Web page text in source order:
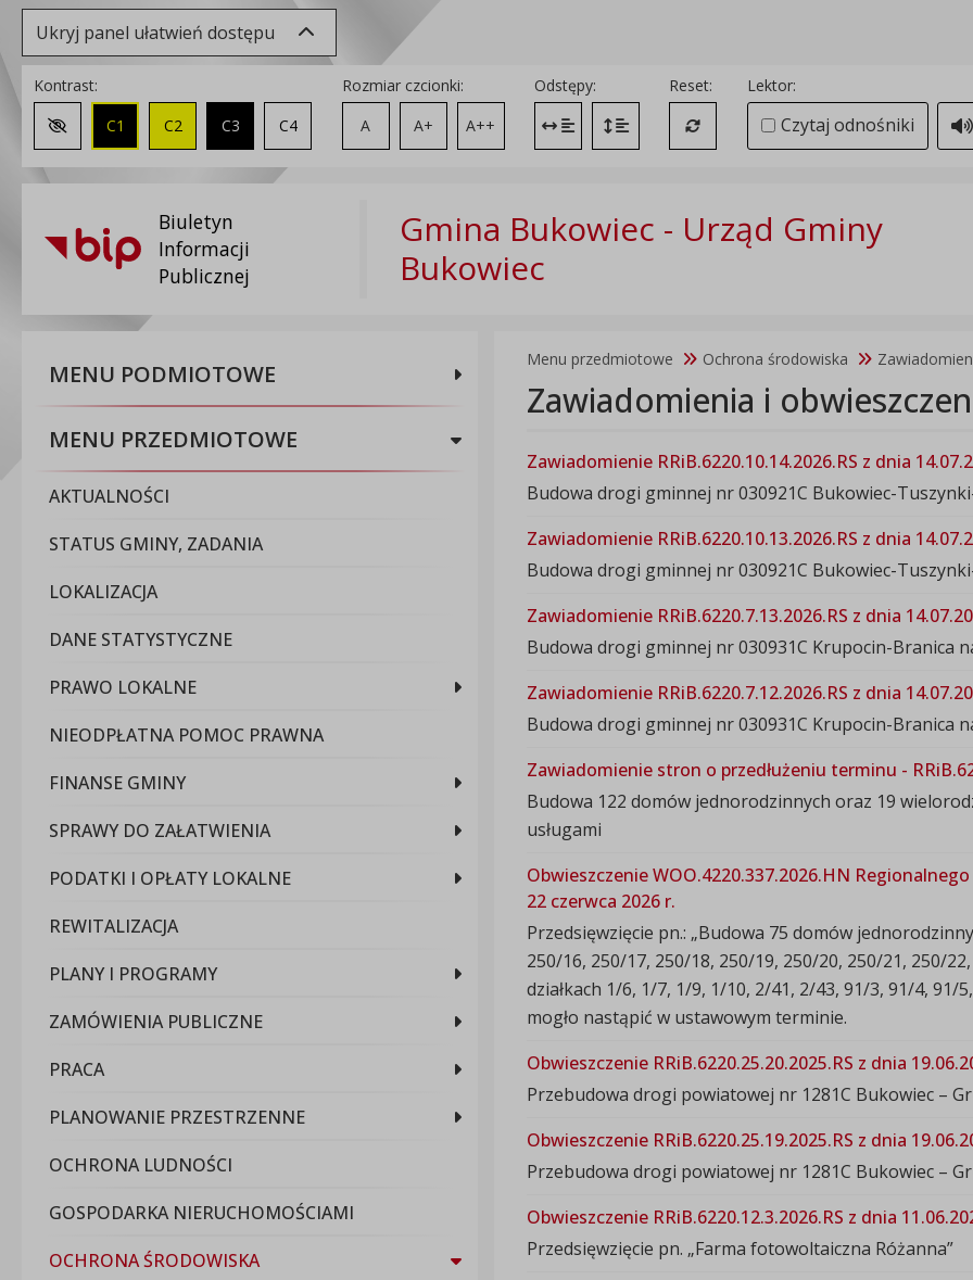
Ukryj panel ułatwień dostępu
Kontrast:
Zmień kontrast na domyślny
C1 C2 C3 C4
Rozmiar czcionki:
A
A+ A++
Odstępy:
Zmień odstęp między literami
Zmień interlinię i margines między paragrafami
Reset:
Przywróć ustawienia domyślne
Lektor:
Czytaj odnośniki
Biuletyn
Informacji
Publicznej
Gmina Bukowiec - Urząd Gminy
Bukowiec
MENU PODMIOTOWE
MENU PRZEDMIOTOWE
AKTUALNOŚCI
STATUS GMINY, ZADANIA
LOKALIZACJA
DANE STATYSTYCZNE
PRAWO LOKALNE
NIEODPŁATNA POMOC PRAWNA
FINANSE GMINY
SPRAWY DO ZAŁATWIENIA
PODATKI I OPŁATY LOKALNE
REWITALIZACJA
PLANY I PROGRAMY
ZAMÓWIENIA PUBLICZNE
PRACA
PLANOWANIE PRZESTRZENNE
OCHRONA LUDNOŚCI
GOSPODARKA NIERUCHOMOŚCIAMI
OCHRONA ŚRODOWISKA
Menu przedmiotowe Ochrona środowiska
Zawiadomienia i
Zawiadomienie RRiB.6220.10.14.2026.RS z dnia
Budowa drogi gminnej nr 030921C Bukowiec-
Zawiadomienie RRiB.6220.10.13.2026.RS z dnia
Budowa drogi gminnej nr 030921C Bukowiec-
Zawiadomienie RRiB.6220.7.13.2026.RS z dnia
Budowa drogi gminnej nr 030931C Krupocin-Branica
Zawiadomienie RRiB.6220.7.12.2026.RS z dnia
Budowa drogi gminnej nr 030931C Krupocin-Branica
Zawiadomienie stron o przedłużeniu terminu -
Budowa 122 domów jednorodzinnych oraz 19
usługami
Obwieszczenie WOO.4220.337.2026.HN
22 czerwca 2026 r.
Przedsięwzięcie pn.: „Budowa 75 domów
250/16, 250/17, 250/18, 250/19, 250/20, 250/21, 250/
działkach 1/6, 1/7, 1/9, 1/10, 2/41, 2/43, 91/3, 91/4,
mogło nastąpić w ustawowym terminie.
Obwieszczenie RRiB.6220.25.20.2025.RS z dnia
Przebudowa drogi powiatowej nr 1281C Bukowiec –
Obwieszczenie RRiB.6220.25.19.2025.RS z dnia
Przebudowa drogi powiatowej nr 1281C Bukowiec –
Obwieszczenie RRiB.6220.12.3.2026.RS z dnia
Przedsięwzięcie pn. „Farma fotowoltaiczna Różanna”